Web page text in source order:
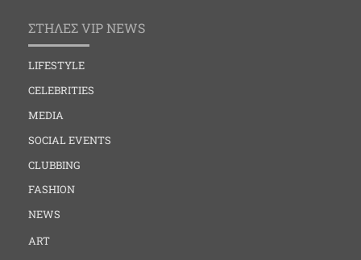
ΣΤΗΛΕΣ VIP NEWS
LIFESTYLE
CELEBRITIES
MEDIA
SOCIAL EVENTS
CLUBBING
FASHION
NEWS
ART